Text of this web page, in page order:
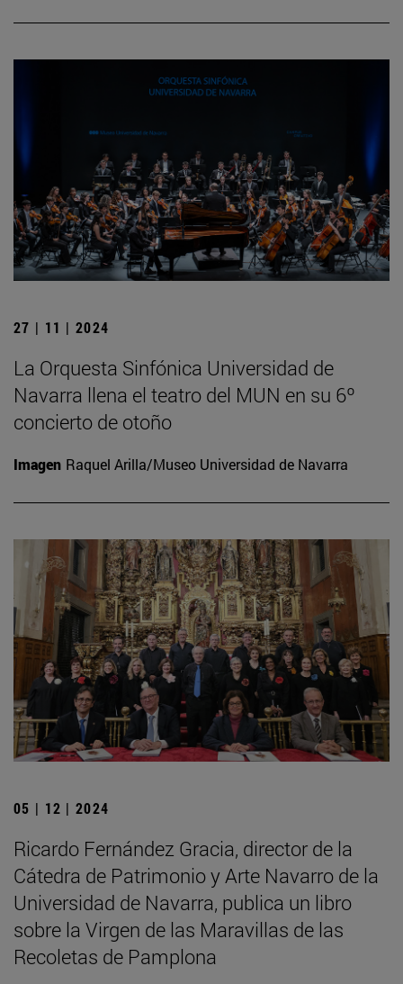
27 | 11 | 2024
La Orquesta Sinfónica Universidad de
Navarra llena el teatro del MUN en su 6º
concierto de otoño
Imagen Raquel Arilla/Museo Universidad de Navarra
05 | 12 | 2024
Ricardo Fernández Gracia, director de la
Cátedra de Patrimonio y Arte Navarro de la
Universidad de Navarra, publica un libro
sobre la Virgen de las Maravillas de las
Recoletas de Pamplona